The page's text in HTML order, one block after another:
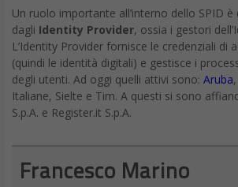
Un ruolo importante all’interno dello SPID
dagli Identity Provider, ossia i gestori
L’Identity Provider fornisce le credenziali di
(quindi le identità digitali) e gestisce i
degli utenti. Ad oggi quelli attivi sono: Aruba
Italiane, Sielte e Tim. A questi si sono
S.p.A. e Register.it S.p.A.
Francesco Marino